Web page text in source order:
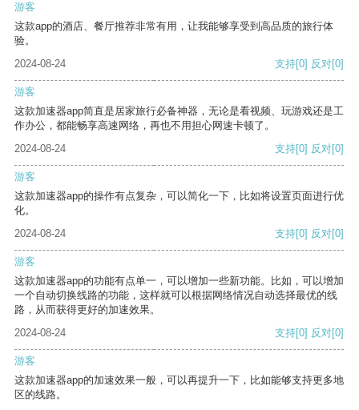
游客
这款app的酒店、餐厅推荐非常有用，让我能够享受到高品质的旅行体
验。
2024-08-24
支持[0] 反对[0]
游客
这款加速器app简直是居家旅行必备神器，无论是看视频、玩游戏还是工
作办公，都能畅享高速网络，再也不用担心网速卡顿了。
2024-08-24
支持[0] 反对[0]
游客
这款加速器app的操作有点复杂，可以简化一下，比如将设置页面进行优
化。
2024-08-24
支持[0] 反对[0]
游客
这款加速器app的功能有点单一，可以增加一些新功能。比如，可以增加
一个自动切换线路的功能，这样就可以根据网络情况自动选择最优的线
路，从而获得更好的加速效果。
2024-08-24
支持[0] 反对[0]
游客
这款加速器app的加速效果一般，可以再提升一下，比如能够支持更多地
区的线路。